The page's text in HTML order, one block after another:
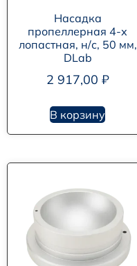
Насадка
пропеллерная 4-х
лопастная, н/с, 50 мм,
DLab
2 917,00 ₽
В корзину